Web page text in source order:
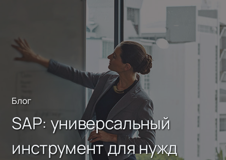
Блог
SAP: универсальный
инструмент для нужд